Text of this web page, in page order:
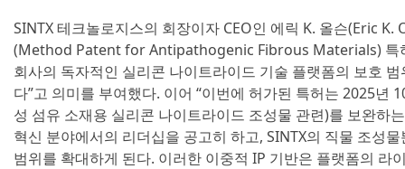
SINTX 테크놀로지스의 회장이자 CEO인 에릭 K. 올슨(Eric
(Method Patent for Antipathogenic Fibrous Materials) 특
회사의 독자적인 실리콘 나이트라이드 기술 플랫폼의 보호
다”고 의미를 부여했다. 이어 “이번에 허가된 특허는 2025년
성 섬유 소재용 실리콘 나이트라이드 조성물 관련)를 보완하
혁신 분야에서의 리더십을 공고히 하고, SINTX의 직물 조성
범위를 확대하게 된다. 이러한 이중적 IP 기반은 플랫폼의 라